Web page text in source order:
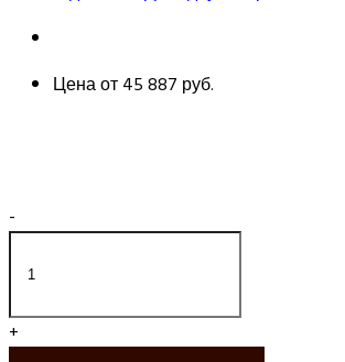
Цена от45 887 руб.
-
+